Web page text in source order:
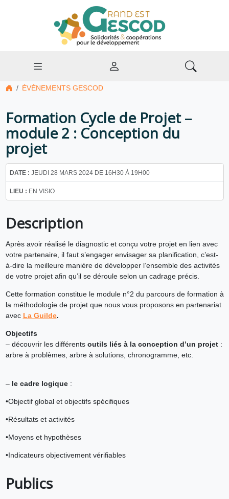
ÉVÉNEMENTS GESCOD
Formation Cycle de Projet –
module 2 : Conception du
projet
DATE : JEUDI 28 MARS 2024 DE 16H30 À 19H00
LIEU : EN VISIO
Description
Après avoir réalisé le diagnostic et conçu votre projet en lien avec
votre partenaire, il faut s’engager envisager sa planification, c’est-
à-dire la meilleure manière de développer l’ensemble des activités
de votre projet afin qu’il se déroule selon un cadrage précis.
Cette formation constitue le module n°2 du parcours de formation à
la méthodologie de projet que nous vous proposons en partenariat
avec La Guilde.
Objectifs
– découvrir les différents outils liés à la conception d’un projet:
arbre à problèmes, arbre à solutions, chronogramme, etc.
– le cadre logique:
•Objectif global et objectifs spécifiques
•Résultats et activités
•Moyens et hypothèses
•Indicateurs objectivement vérifiables
Publics